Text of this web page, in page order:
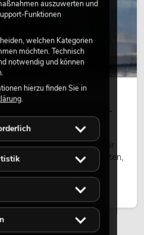
Wetterfeste Moving-
bewegliche Scheinwerfer für
bei Festivals, Stadtfesten,
und
eingesetzt.
auszuwerten und
Funktionen
welchen Kategorien
möchten. Technisch
notwendig und können
hierzu finden Sie in
.